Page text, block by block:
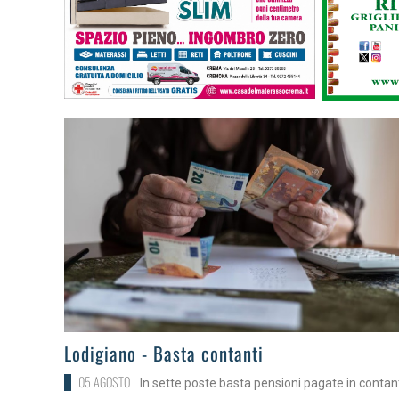
>Lodigiano - Basta contanti
05 AGOSTO In sette poste basta pensioni pagate in